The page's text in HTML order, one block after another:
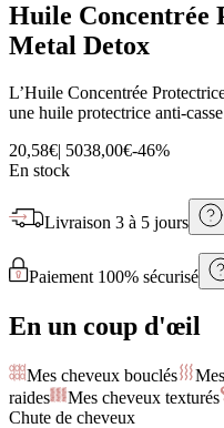
Huile Concentrée
Metal Detox
L’Huile Concentrée
une huile protectrice anti-
20,58€| 5038,00€-46%
En stock
Livraison 3 à 5 jours
Paiement 100% sécurisé
En un coup d'œil
Mes cheveux bouclés
raides
Mes cheveux texturés
Chute de cheveux